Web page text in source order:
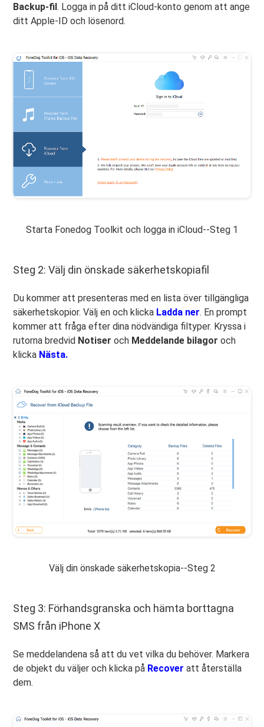
Backup-fil. Logga in på ditt iCloud-konto genom att ange
ditt Apple-ID och lösenord.
Starta Fonedog Toolkit och logga in iCloud--Steg 1
Steg 2: Välj din önskade säkerhetskopiafil
Du kommer att presenteras med en lista över tillgängliga
säkerhetskopior. Välj en och klicka Ladda ner. En prompt
kommer att fråga efter dina nödvändiga filtyper. Kryssa i
rutorna bredvid Notiser och Meddelande bilagoroch
klicka Nästa.
Välj din önskade säkerhetskopia--Steg 2
Steg 3: Förhandsgranska och hämta borttagna
SMS från iPhone X
Se meddelandena så att du vet vilka du behöver. Markera
de objekt du väljer och klicka på Recover att återställa
dem.